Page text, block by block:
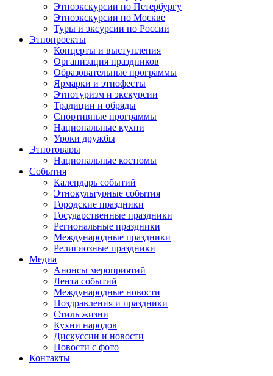
Этноэкскурсии по Петербургу
Этноэкскурсии по Москве
Туры и эксурсии по России
Этнопроекты
Концерты и выступления
Организация праздников
Образовательные программы
Ярмарки и этнофесты
Этнотуризм и экскурсии
Традиции и обряды
Спортивные программы
Национальные кухни
Уроки дружбы
Этнотовары
Национальные костюмы
События
Календарь событий
Этнокультурные события
Городские праздники
Государственные праздники
Региональные праздники
Международные праздники
Религиозные праздники
Медиа
Анонсы мероприятий
Лента событий
Международные новости
Поздравления и праздники
Cтиль жизни
Кухни народов
Дискуссии и новости
Новости с фото
Контакты